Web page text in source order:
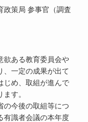
策局 参事官（調査
欲ある教育委員会や
、一定の成果が出て
じめ、取組が進んで
す。
の今後の取組等につ
有識者会議の本年度